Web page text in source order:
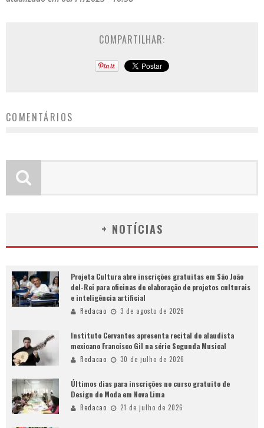
COMPARTILHAR:
COMENTÁRIOS
+ NOTÍCIAS
Projeta Cultura abre inscrições gratuitas em São João
del-Rei para oficinas de elaboração de projetos culturais
e inteligência artificial
Redacao 3 de agosto de 2026
Instituto Cervantes apresenta recital do alaudista
mexicano Francisco Gil na série Segunda Musical
Redacao 30 de julho de 2026
Últimos dias para inscrições no curso gratuito de
Design de Moda em Nova Lima
Redacao 21 de julho de 2026